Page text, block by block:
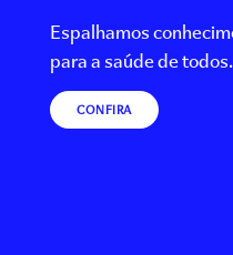
Espalhamos
para a saúde de todos.
CONFIRA